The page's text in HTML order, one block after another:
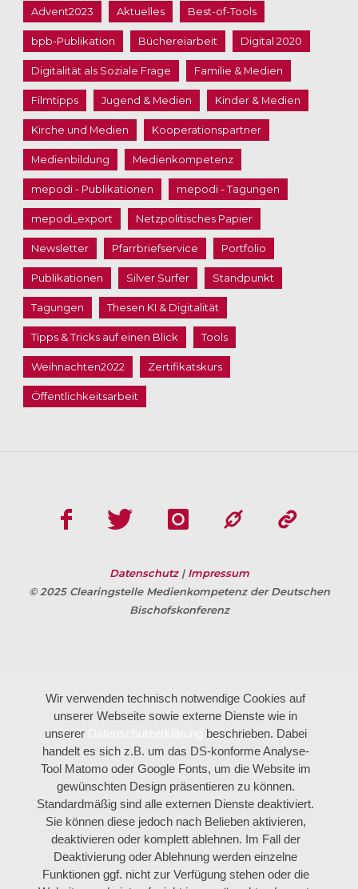
Advent2023 Aktuelles Best-of-Tools
bpb-Publikation Büchereiarbeit Digital 2020
Digitalität als Soziale Frage Familie & Medien
Filmtipps Jugend & Medien Kinder & Medien
Kirche und Medien Kooperationspartner
Medienbildung Medienkompetenz
mepodi - Publikationen mepodi - Tagungen
mepodi_export Netzpolitisches Papier
Newsletter Pfarrbriefservice Portfolio
Publikationen Silver Surfer Standpunkt
Tagungen Thesen KI & Digitalität
Tipps & Tricks auf einen Blick Tools
Weihnachten2022 Zertifikatskurs
Öffentlichkeitsarbeit
Datenschutz | Impressum
© 2025 Clearingstelle Medienkompetenz der Deutschen
Bischofskonferenz
Wir verwenden technisch notwendige Cookies auf
unserer Webseite sowie externe Dienste wie in
unserer
beschrieben. Dabei
handelt es sich z.B. um das DS-konforme Analyse-
Tool Matomo oder Google Fonts, um die Website im
gewünschten Design präsentieren zu können.
Standardmäßig sind alle externen Dienste deaktiviert.
Sie können diese jedoch nach Belieben aktivieren,
deaktivieren oder komplett ablehnen. Im Fall der
Deaktivierung oder Ablehnung werden einzelne
Funktionen ggf. nicht zur Verfügung stehen oder die